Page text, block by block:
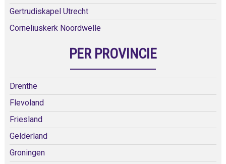
Gertrudiskapel Utrecht
Corneliuskerk Noordwelle
PER PROVINCIE
Drenthe
Flevoland
Friesland
Gelderland
Groningen